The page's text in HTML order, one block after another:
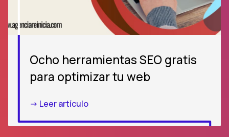
Ocho herramientas SEO gratis
para optimizar tu web
-> Leer artículo